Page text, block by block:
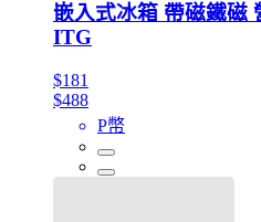
嵌入式冰箱 帶磁鐵磁
ITG
$181
$488
P幣